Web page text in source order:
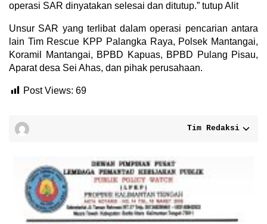
operasi SAR dinyatakan selesai dan ditutup.” tutup Alit
Unsur SAR yang terlibat dalam operasi pencarian antara
lain Tim Rescue KPP Palangka Raya, Polsek Mantangai,
Koramil Mantangai, BPBD Kapuas, BPBD Pulang Pisau,
Aparat desa Sei Ahas, dan pihak perusahaan.
Post Views: 69
Tim Redaksi